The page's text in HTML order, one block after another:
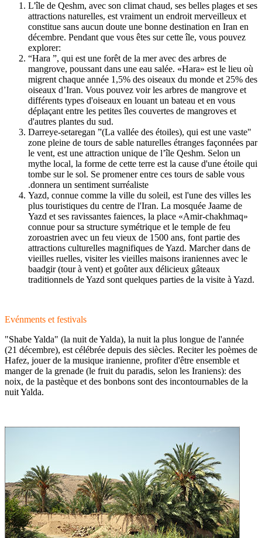
L'île de Qeshm, avec son climat chaud, ses belles plages et ses
attractions naturelles, est vraiment un endroit merveilleux et
constitue sans aucun doute une bonne destination en Iran en
décembre. Pendant que vous êtes sur cette île, vous pouvez
explorer:
“Hara ”, qui est une forêt de la mer avec des arbres de
mangrove, poussant dans une eau salée. «Hara» est le lieu où
migrent chaque année 1,5% des oiseaux du monde et 25% des
oiseaux d’Iran. Vous pouvez voir les arbres de mangrove et
différents types d'oiseaux en louant un bateau et en vous
déplaçant entre les petites îles couvertes de mangroves et
d'autres plantes du sud.
"Darreye-setaregan ”(La vallée des étoiles), qui est une vaste
zone pleine de tours de sable naturelles étranges façonnées par
le vent, est une attraction unique de l’île Qeshm. Selon un
mythe local, la forme de cette terre est la cause d'une étoile qui
tombe sur le sol. Se promener entre ces tours de sable vous
donnera un sentiment surréaliste.
Yazd, connue comme la ville du soleil, est l'une des villes les
plus touristiques du centre de l'Iran. La mosquée Jaame de
Yazd et ses ravissantes faiences, la place «Amir-chakhmaq»
connue pour sa structure symétrique et le temple de feu
zoroastrien avec un feu vieux de 1500 ans, font partie des
attractions culturelles magnifiques de Yazd. Marcher dans de
vieilles ruelles, visiter les vieilles maisons iraniennes avec le
baadgir (tour à vent) et goûter aux délicieux gâteaux
traditionnels de Yazd sont quelques parties de la visite à Yazd.
Evénments et festivals
"Shabe Yalda" (la nuit de Yalda), la nuit la plus longue de l'année
(21 décembre), est célébrée depuis des siècles. Reciter les poèmes de
Hafez, jouer de la musique iranienne, profiter d'être ensemble et
manger de la grenade (le fruit du paradis, selon les Iraniens): des
noix, de la pastèque et des bonbons sont des incontournables de la
nuit Yalda.